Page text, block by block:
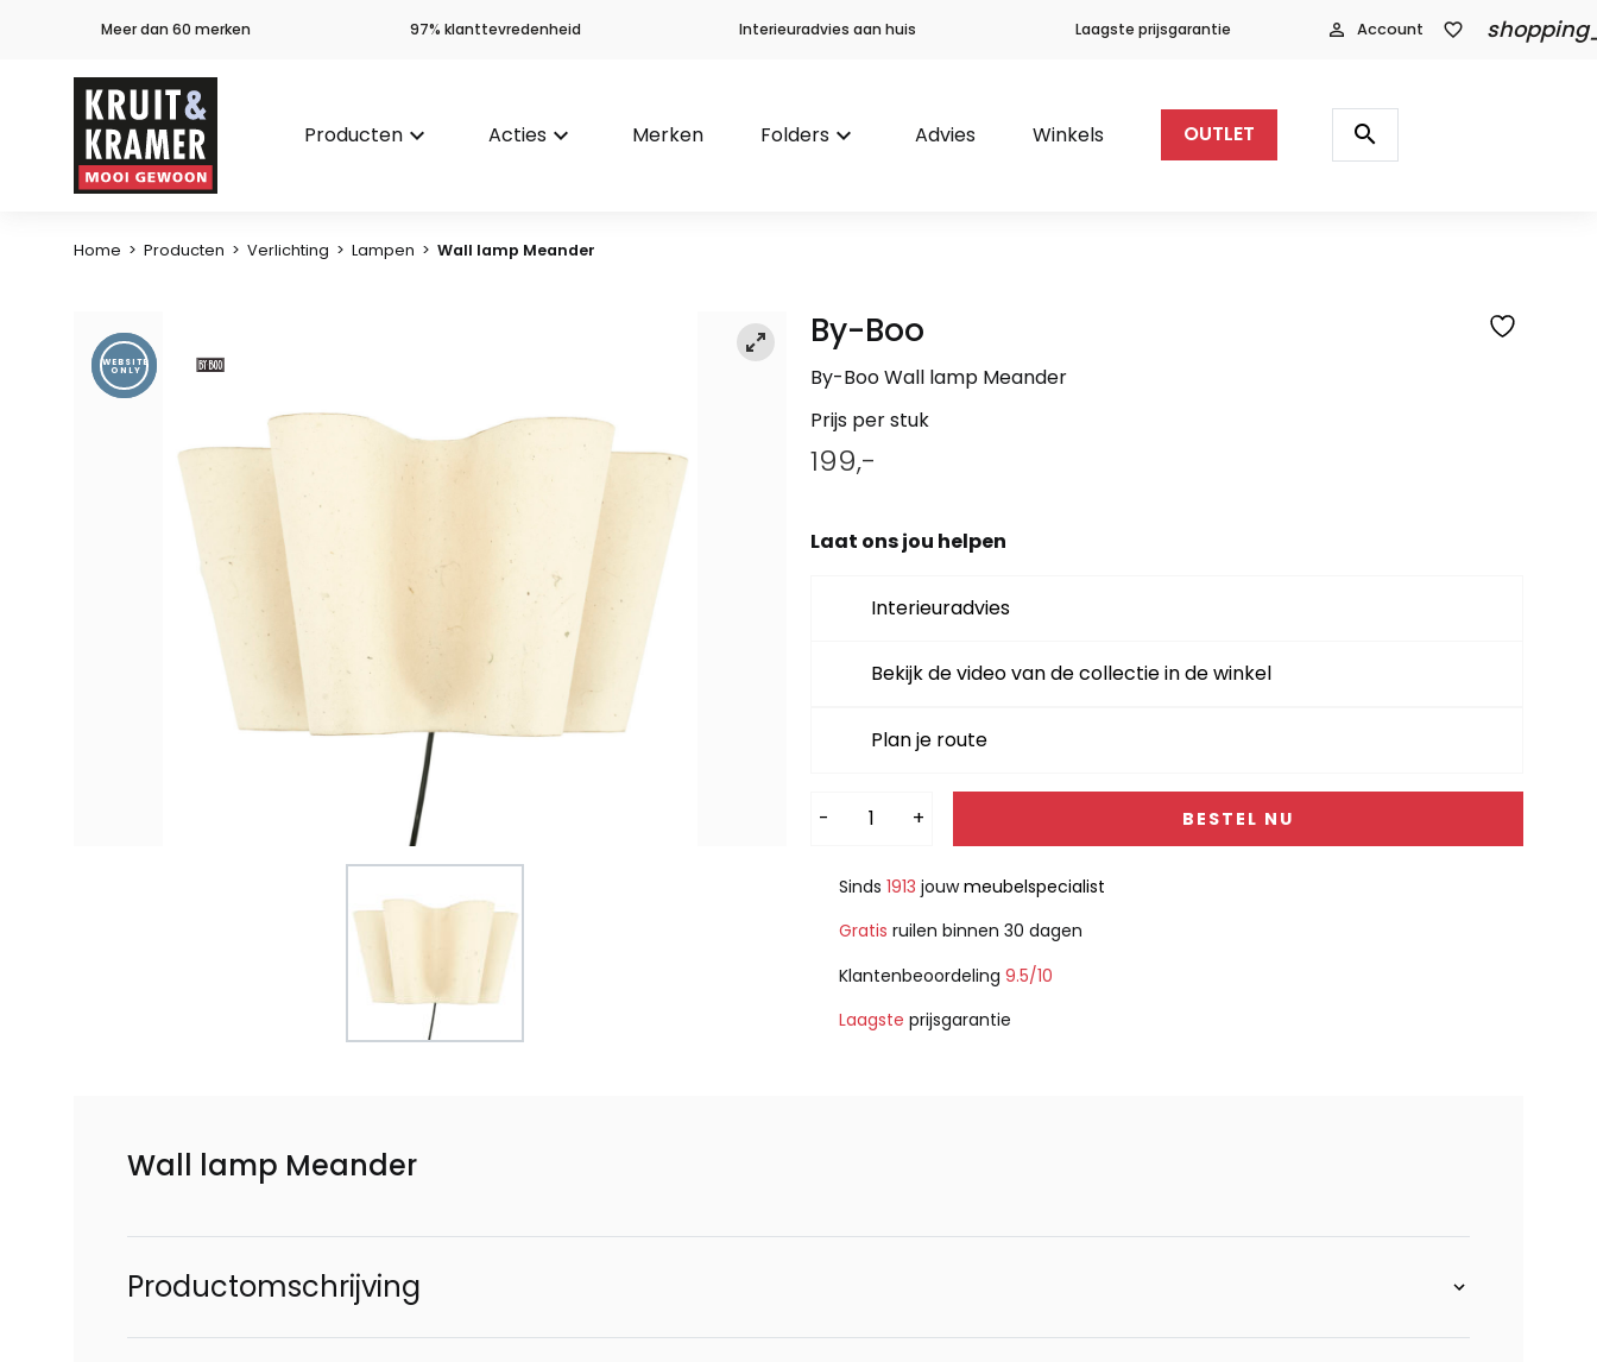
Meer dan 60 merken 97% klanttevredenheid Interieuradvies aan huis Laagste prijsgarantie person_outline Account favorite_border
Producten keyboard_arrow_down Acties keyboard_arrow_down Merken Folders keyboard_arrow_down Advies Winkels OUTLET
Producten
zoeken
search
Home > Producten > Verlichting > Lampen > Wall lamp Meander
WEBSITE
ONLY
By-Boo
By-Boo Wall lamp Meander
Prijs per stuk
199,-
Laat ons jou helpen
Interieuradvies
Bekijk de video van de collectie in de winkel
Plan je route
- + BESTEL NU
Alternative:
Sinds 1913 jouwmeubelspecialist
Gratis ruilen binnen 30 dagen
Klantenbeoordeling 9.5/10
Laagste prijsgarantie
Wall lamp Meander
Productomschrijving